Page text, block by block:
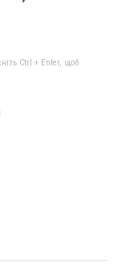
Ctrl + Enter, щоб